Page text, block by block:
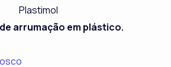
arrumação em plástico.